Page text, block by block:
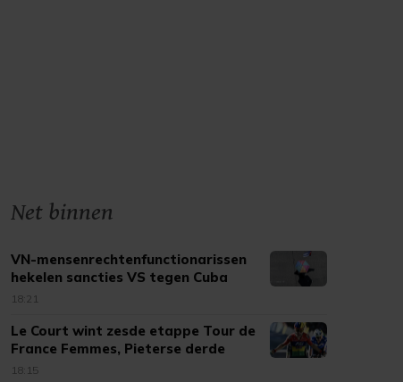
Net binnen
VN-mensenrechtenfunctionarissen
hekelen sancties VS tegen Cuba
18:21
Le Court wint zesde etappe Tour de
France Femmes, Pieterse derde
18:15